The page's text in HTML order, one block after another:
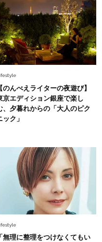
れば！40代は【淡色ワンピ】
見え〈3選〉
ネ＆サングラス」のトレンド
ち以外”が新定番に
ンピ＆オールインワン】最
味見え回避のコツは「バッグ
で推す！40代がほどよく華
ム】3選
が大流行中！人と被らない
【のんべえライターの夜遊び】
京エディション銀座で楽し
、夕暮れからの「大人のピク
ック」
「無理に整理をつけなくてもい